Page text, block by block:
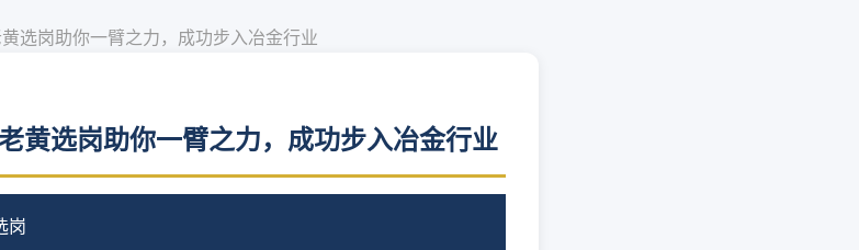
选岗助你一臂之力，成功步入冶金行业
黄选岗助你一臂之力，成功步入冶金行业
岗